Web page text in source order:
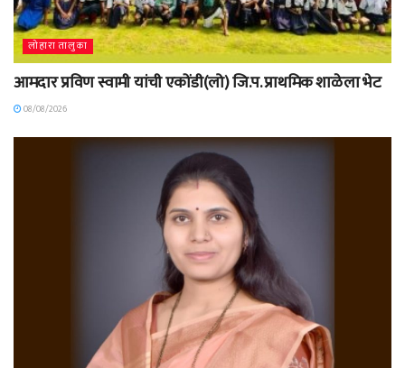
लोहारा तालुका
आमदार प्रविण स्वामी यांची एकोंडी(लो) जि.प. प्राथमिक शाळेला भेट
08/08/2026